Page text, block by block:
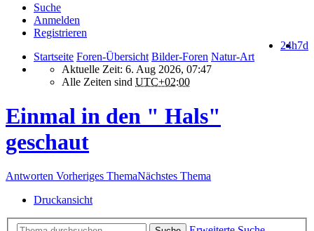
Suche
Anmelden
Registrieren
7d
24h
Startseite Foren-Übersicht Bilder-Foren Natur-Art
Aktuelle Zeit: 6. Aug 2026, 07:47
Alle Zeiten sind UTC+02:00
Einmal in den " Hals"
geschaut
Antworten Vorheriges ThemaNächstes Thema
Druckansicht